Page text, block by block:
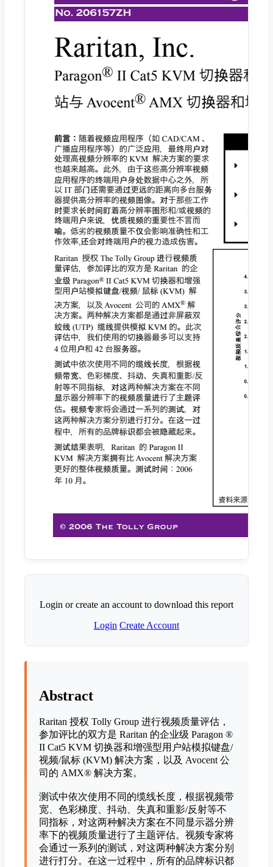
Login or create an account to download this report
Login Create Account
Abstract
Raritan 授权 Tolly Group 进行视频质量评估，
参加评比的双方是 Raritan 的企业级 Paragon ®
II Cat5 KVM 切换器和增强型用户站模拟键盘/
视频/鼠标 (KVM) 解决方案，以及 Avocent 公
司的 AMX® 解决方案。
测试中依次使用不同的缆线长度，根据视频带
宽、色彩梯度、抖动、失真和重影/反射等不
同指标，对这两种解决方案在不同显示器分辨
率下的视频质量进行了主题评估。视频专家将
会通过一系列的测试，对这两种解决方案分别
进行打分。在这一过程中，所有的品牌标识都